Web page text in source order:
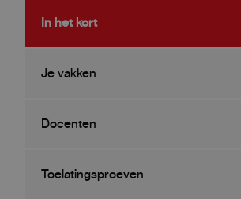
In het kort
Je vakken
Docenten
Toelatingsproeven